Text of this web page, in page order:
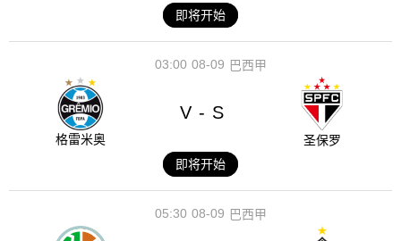
即将开始
08-09
03:00 巴西甲
格雷米奥
V - S
圣保罗
即将开始
08-09
05:30 巴西甲